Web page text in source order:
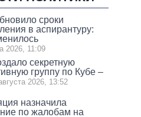
сроки
в аспирантуру:
2026, 11:09
секретную
группу по Кубе –
2026, 13:52
назначила
по жалобам на